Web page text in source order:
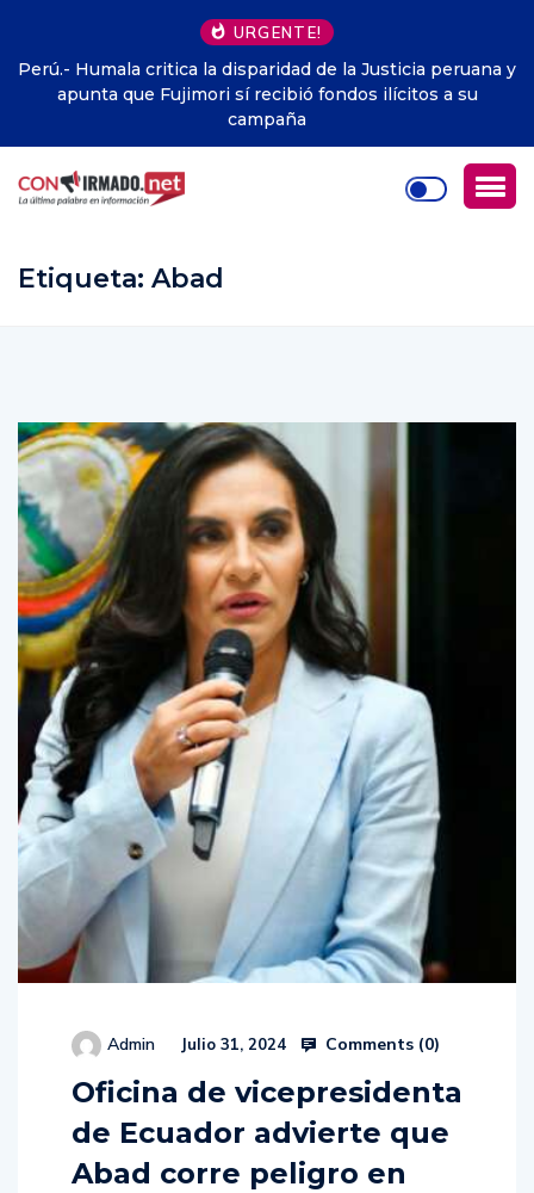
URGENTE!
Perú.- Humala critica la disparidad de la Justicia peruana y
apunta que Fujimori sí recibió fondos ilícitos a su
campaña
Etiqueta: Abad
Admin Julio 31, 2024 Comments (0)
Oficina de vicepresidenta
de Ecuador advierte que
Abad corre peligro en